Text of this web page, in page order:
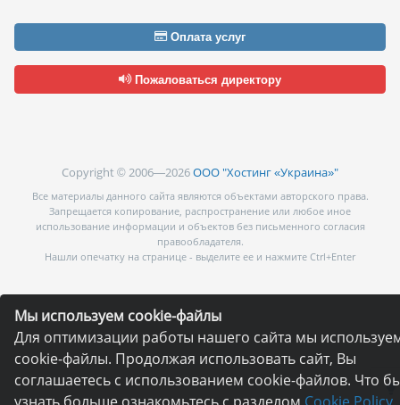
Мы используем cookie-файлы
Для оптимизации работы нашего сайта мы
cookie-файлы. Продолжая использовать сайт, Вы
соглашаетесь с использованием cookie-файлов. Что
Оплата услуг
Пожаловаться директору
Copyright © 2006—2026ООО "Хостинг «Украина»"
Все материалы данного сайта являются объектами авторского права.
Запрещается копирование, распространение или любое иное
использование информации и объектов без письменного согласия
правообладателя.
Нашли опечатку на странице - выделите ее и нажмите Ctrl+Enter